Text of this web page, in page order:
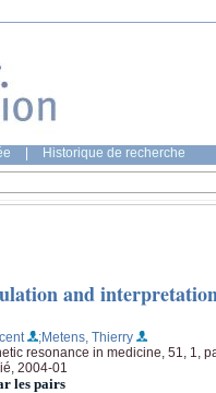
Historique de recherche
and
;Metens, Thierry
resonance in medicine, 51, 1,
2004-01
les pairs